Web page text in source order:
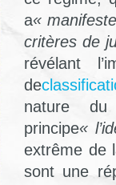
a«
critères de
révélant
de
nature du
principe«
extrême de
sont une